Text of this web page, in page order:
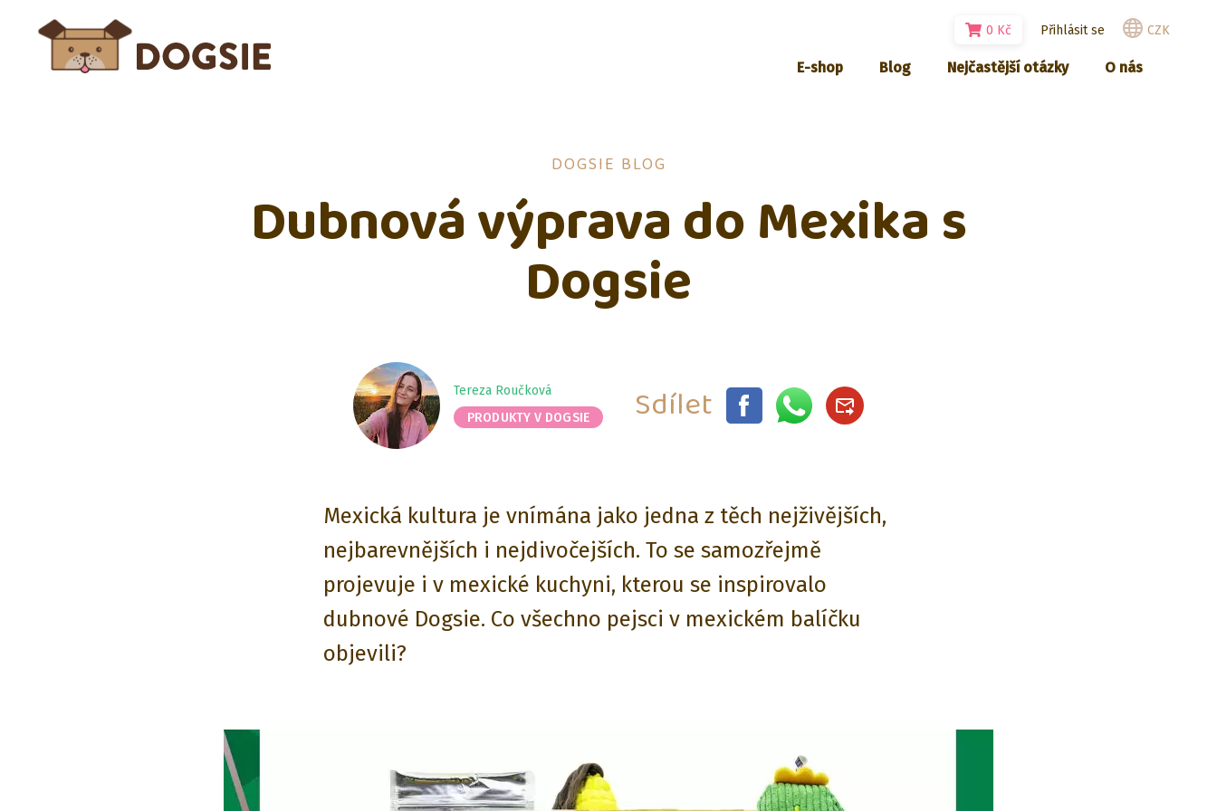
E-shop Blog Nejčastější otázky O nás
0 Kč Přihlásit se CZK
DOGSIE BLOG
Dubnová výprava do Mexika s
Dogsie
Tereza Roučková
PRODUKTY V DOGSIE
Sdílet
Mexická kultura je vnímána jako jedna z těch nejživějších,
nejbarevnějších i nejdivočejších. To se samozřejmě
projevuje i v mexické kuchyni, kterou se inspirovalo
dubnové Dogsie. Co všechno pejsci v mexickém balíčku
objevili?